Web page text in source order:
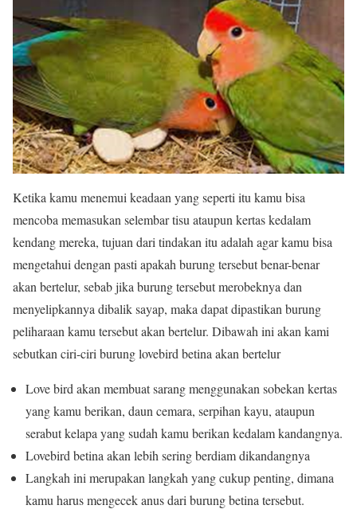
Ketika kamu menemui keadaan yang seperti itu kamu bisa
mencoba memasukan selembar tisu ataupun kertas kedalam
kendang mereka, tujuan dari tindakan itu adalah agar kamu bisa
mengetahui dengan pasti apakah burung tersebut benar-benar
akan bertelur, sebab jika burung tersebut merobeknya dan
menyelipkannya dibalik sayap, maka dapat dipastikan burung
peliharaan kamu tersebut akan bertelur. Dibawah ini akan kami
sebutkan ciri-ciri burung lovebird betina akan bertelur
Love bird akan membuat sarang menggunakan sobekan kertas
yang kamu berikan, daun cemara, serpihan kayu, ataupun
serabut kelapa yang sudah kamu berikan kedalam kandangnya.
Lovebird betina akan lebih sering berdiam dikandangnya
Langkah ini merupakan langkah yang cukup penting, dimana
kamu harus mengecek anus dari burung betina tersebut.